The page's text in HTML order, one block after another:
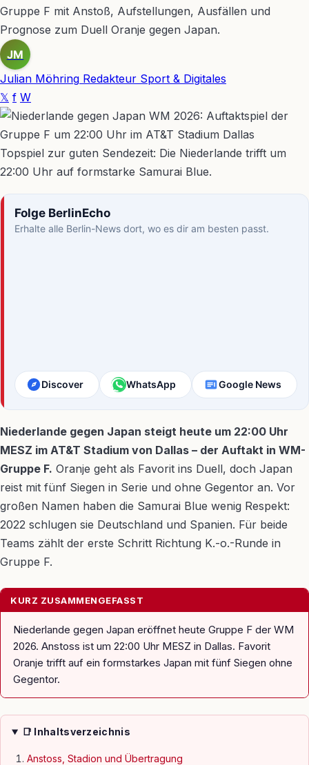
Gruppe F mit Anstoß, Aufstellungen, Ausfällen und
Prognose zum Duell Oranje gegen Japan.
JM
Julian Möhring Redakteur Sport & Digitales
𝕏 f W
Topspiel zur guten Sendezeit: Die Niederlande trifft um
22:00 Uhr auf formstarke Samurai Blue.
Folge BerlinEcho
Erhalte alle Berlin-News dort, wo es dir am besten passt.
Discover WhatsApp Google News
Niederlande gegen Japan steigt heute um 22:00 Uhr
MESZ im AT&T Stadium von Dallas – der Auftakt in WM-
Gruppe F. Oranje geht als Favorit ins Duell, doch Japan
reist mit fünf Siegen in Serie und ohne Gegentor an. Vor
großen Namen haben die Samurai Blue wenig Respekt:
2022 schlugen sie Deutschland und Spanien. Für beide
Teams zählt der erste Schritt Richtung K.-o.-Runde in
Gruppe F.
KURZ ZUSAMMENGEFASST
Niederlande gegen Japan eröffnet heute Gruppe F der WM
2026. Anstoss ist um 22:00 Uhr MESZ in Dallas. Favorit
Oranje trifft auf ein formstarkes Japan mit fünf Siegen ohne
Gegentor.
📑 Inhaltsverzeichnis
Anstoss, Stadion und Übertragung